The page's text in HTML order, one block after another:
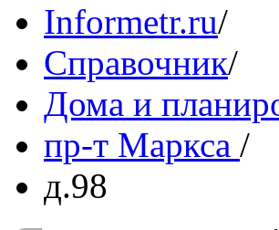
Informetr.ru/
Справочник/
Дома и
пр-т Маркса /
д.98